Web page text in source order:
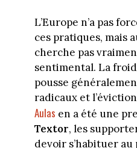
L’Europe n’a pas
ces pratiques, mais
cherche pas
sentimental. La
pousse
radicaux et
Aulas en a été une
Textor, les
devoir s’habituer au